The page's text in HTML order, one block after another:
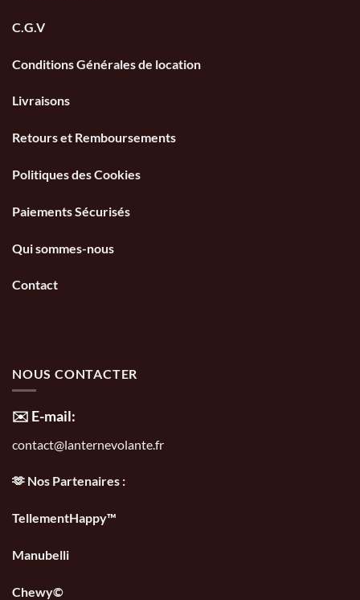
C.G.V
Conditions Générales de location
Livraisons
Retours et Remboursements
Politiques des Cookies
Paiements Sécurisés
Qui sommes-nous
Contact
NOUS CONTACTER
✉️ E-mail:
contact@lanternevolante.fr
🫶 Nos Partenaires :
TellementHappy™
Manubelli
Chewy©